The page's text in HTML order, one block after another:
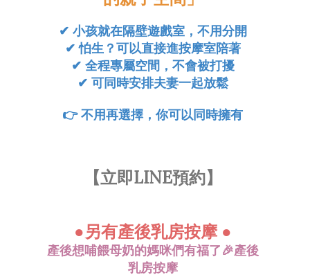
✔ 小孩就在隔壁遊戲室，不用分開
✔ 怕生？可以直接進按摩室陪著
✔ 全程專屬空間，不會被打擾
✔ 可同時安排夫妻一起放鬆
👉不用再選擇，你可以同時擁有
【立即LINE預約】
●另有產後乳房按摩 ●
產後想哺餵母奶的媽咪們有福了🎉產後
乳房按摩